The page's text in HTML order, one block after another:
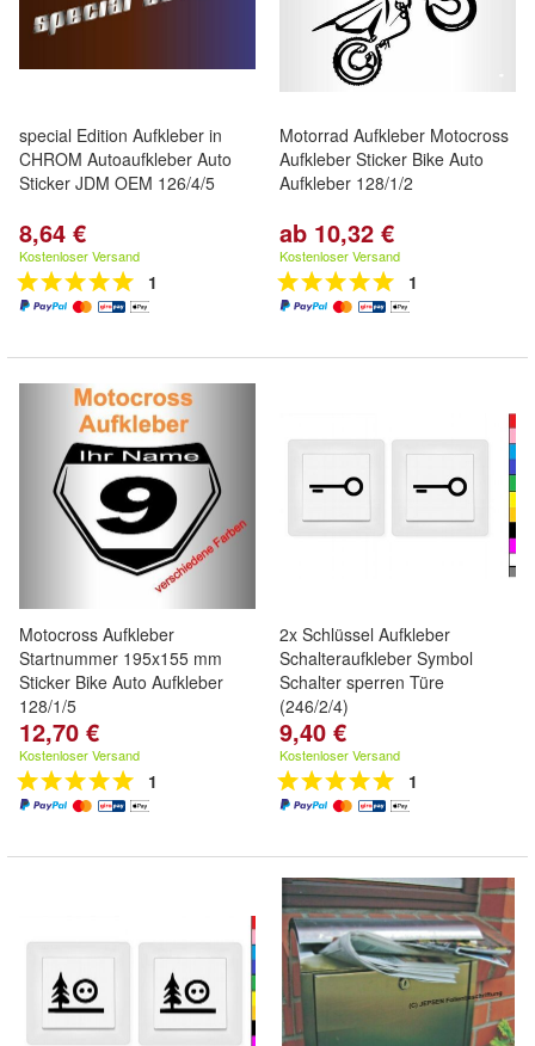
special Edition Aufkleber in
CHROM Autoaufkleber Auto
Sticker JDM OEM 126/4/5
8,64 €
Kostenloser Versand
1
Motorrad Aufkleber Motocross
Aufkleber Sticker Bike Auto
Aufkleber 128/1/2
ab 10,32 €
Kostenloser Versand
1
Motocross Aufkleber
Startnummer 195x155 mm
Sticker Bike Auto Aufkleber
128/1/5
12,70 €
Kostenloser Versand
1
2x Schlüssel Aufkleber
Schalteraufkleber Symbol
Schalter sperren Türe
(246/2/4)
9,40 €
Kostenloser Versand
1